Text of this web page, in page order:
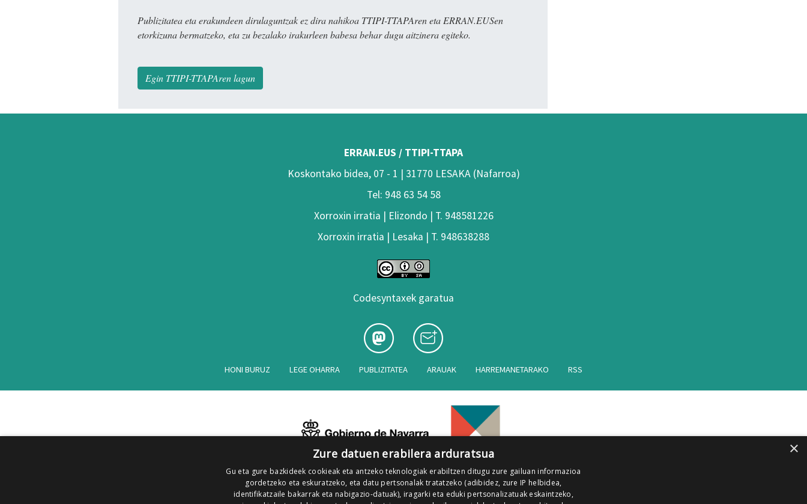
Publizitatea eta erakundeen dirulaguntzak ez dira nahikoa TTIPI-TTAPAren eta ERRAN.EUSen
etorkizuna bermatzeko, eta zu bezalako irakurleen babesa behar dugu aitzinera egiteko.
Egin TTIPI-TTAPAren lagun
ERRAN.EUS / TTIPI-TTAPA
Koskontako bidea, 07 - 1 | 31770 LESAKA (Nafarroa)
Tel: 948 63 54 58
Xorroxin irratia | Elizondo | T. 948581226
Xorroxin irratia | Lesaka | T. 948638288
Codesyntaxek garatua
HONI BURUZ LEGE OHARRA PUBLIZITATEA ARAUAK HARREMANETARAKO RSS
×
Zure datuen erabilera arduratsua
Gu eta gure bazkideek cookieak eta antzeko teknologiak erabiltzen ditugu zure gailuan informazioa
gordetzeko eta eskuratzeko, eta datu pertsonalak tratatzeko (adibidez, zure IP helbidea,
identifikatzaile bakarrak eta nabigazio-datuak), iragarki eta eduki pertsonalizatuak eskaintzeko,